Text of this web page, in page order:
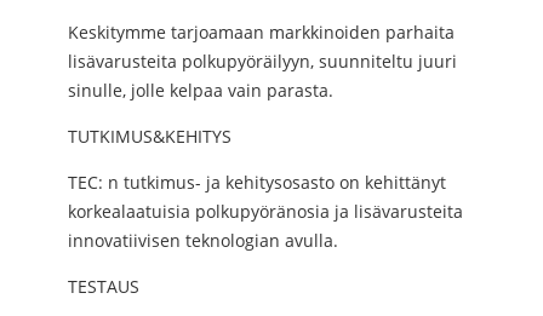
Keskitymme tarjoamaan markkinoiden parhaita
lisävarusteita polkupyöräilyyn, suunniteltu juuri
sinulle, jolle kelpaa vain parasta.
TUTKIMUS&KEHITYS
TEC: n tutkimus- ja kehitysosasto on kehittänyt
korkealaatuisia polkupyöränosia ja lisävarusteita
innovatiivisen teknologian avulla.
TESTAUS